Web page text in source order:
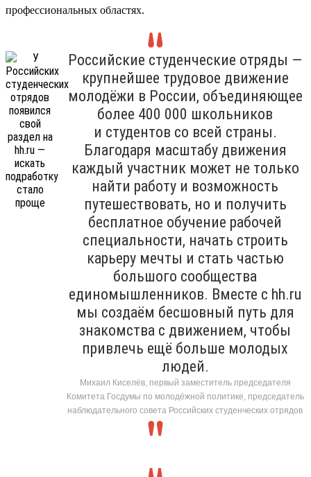
профессиональных областях.
Российские студенческие отряды —
крупнейшее трудовое движение
молодёжи в России, объединяющее
более 400 000 школьников
и студентов со всей страны.
Благодаря масштабу движения
каждый участник может не только
найти работу и возможность
путешествовать, но и получить
бесплатное обучение рабочей
специальности, начать строить
карьеру мечты и стать частью
большого сообщества
единомышленников. Вместе с hh.ru
мы создаём бесшовный путь для
знакомства с движением, чтобы
привлечь ещё больше молодых
людей.
Михаил Киселёв, первый заместитель председателя
Комитета Госдумы по молодёжной политике, председатель
наблюдательного совета Российских студенческих отрядов